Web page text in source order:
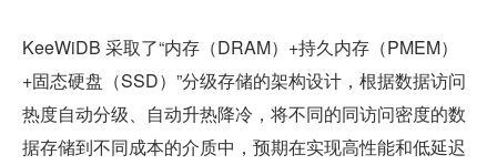
KeeWiDB 采取了“内存（DRAM）+持久内存（PMEM）
+固态硬盘（SSD）”分级存储的架构设计，根据数据访问
热度自动分级、自动升热降冷，将不同的同访问密度的数
据存储到不同成本的介质中，预期在实现高性能和低延迟